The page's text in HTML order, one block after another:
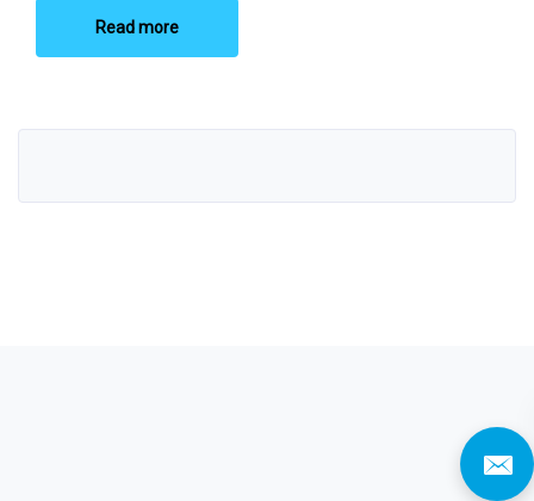
Read more